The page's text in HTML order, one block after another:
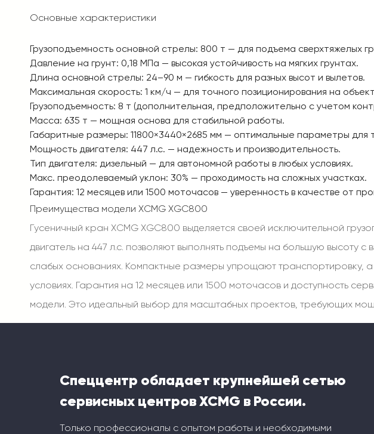
Основные характеристики
Грузоподъемность основной стрелы: 800 т — для подъема сверхтяжелых
Давление на грунт: 0,18 МПа — высокая устойчивость на мягких грунтах.
Длина основной стрелы: 24–90 м — гибкость для разных высот и вылетов.
Максимальная скорость: 1 км/ч — для точного позиционирования на
Грузоподъемность: 8 т (дополнительная, предположительно с учетом
Масса: 635 т — мощная основа для стабильной работы.
Габаритные размеры: 11800×3440×2685 мм — оптимальные параметры для
Мощность двигателя: 447 л.с. — надежность и производительность.
Тип двигателя: дизельный — для автономной работы в любых условиях.
Макс. преодолеваемый уклон: 30% — проходимость на сложных участках.
Гарантия: 12 месяцев или 1500 моточасов — уверенность в качестве от
Преимущества модели XCMG XGC800
Гусеничный кран XCMG XGC800 выделяется своей исключительной
двигатель на 447 л.с. позволяют выполнять подъемы на большую высоту
слабых основаниях. Компактные размеры упрощают транспортировку,
условиях. Гарантия на 12 месяцев или 1500 моточасов и доступность
модели. Это идеальный выбор для масштабных проектов, требующих
Спеццентр обладает крупнейшей сетью
сервисных центров XCMG в России.
Только профессионалы с опытом работы и необходимыми